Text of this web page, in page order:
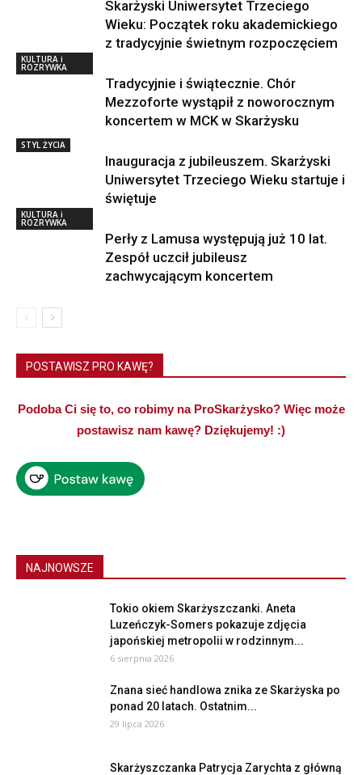
Skarżyski Uniwersytet Trzeciego
Wieku: Początek roku akademickiego
z tradycyjnie świetnym rozpoczęciem
KULTURA i
ROZRYWKA
Tradycyjnie i świątecznie. Chór
Mezzoforte wystąpił z noworocznym
koncertem w MCK w Skarżysku
STYL ŻYCIA
Inauguracja z jubileuszem. Skarżyski
Uniwersytet Trzeciego Wieku startuje i
świętuje
KULTURA i
ROZRYWKA
Perły z Lamusa występują już 10 lat.
Zespół uczcił jubileusz
zachwycającym koncertem
POSTAWISZ PRO KAWĘ?
Podoba Ci się to, co robimy na ProSkarżysko? Więc może
postawisz nam kawę? Dziękujemy! :)
NAJNOWSZE
Tokio okiem Skarżyszczanki. Aneta
Luzeńczyk-Somers pokazuje zdjęcia
japońskiej metropolii w rodzinnym...
6 sierpnia 2026
Znana sieć handlowa znika ze Skarżyska po
ponad 20 latach. Ostatnim...
29 lipca 2026
Skarżyszczanka Patrycja Zarychta z główną